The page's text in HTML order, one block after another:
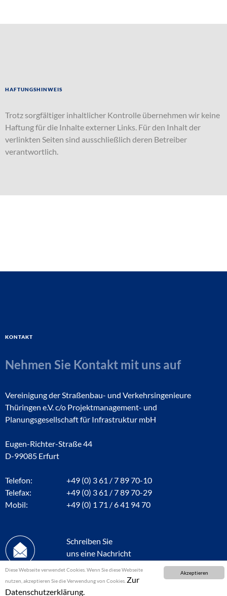
Akzeptieren
Diese Webseite verwendet Cookies. Wenn Sie diese Webseite
nutzen, akzeptieren Sie die Verwendung von Cookies. Zur
Datenschutzerklärung.
Haftungshinweis
Trotz sorgfältiger inhaltlicher Kontrolle übernehmen wir keine
Haftung für die Inhalte externer Links. Für den Inhalt der
verlinkten Seiten sind ausschließlich deren Betreiber
verantwortlich.
Kontakt
Nehmen Sie Kontakt mit uns auf
Vereinigung der Straßenbau- und Verkehrsingenieure
Thüringen e.V. c/o Projektmanagement- und
Planungsgesellschaft für Infrastruktur mbH
Eugen-Richter-Straße 44
D-99085 Erfurt
Telefon:
+49 (0) 3 61 / 7 89 70-10
Telefax:
+49 (0) 3 61 / 7 89 70-29
Mobil:
+49 (0) 1 71 / 6 41 94 70
Schreiben Sie
uns eine Nachricht